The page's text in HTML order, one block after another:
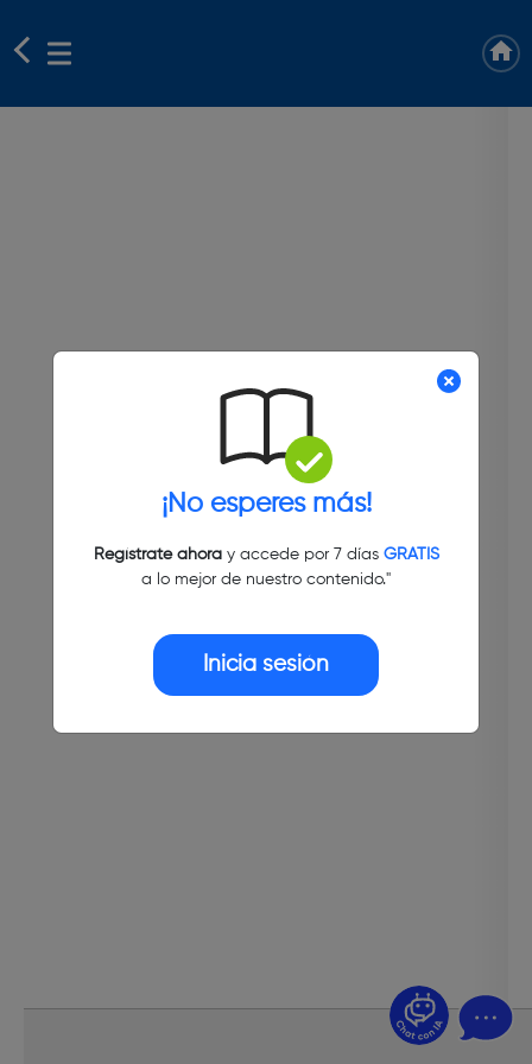
¡No esperes más!
Regístrate ahoray accede por 7 días GRATIS
a lo mejor de nuestro contenido."
Inicia sesión